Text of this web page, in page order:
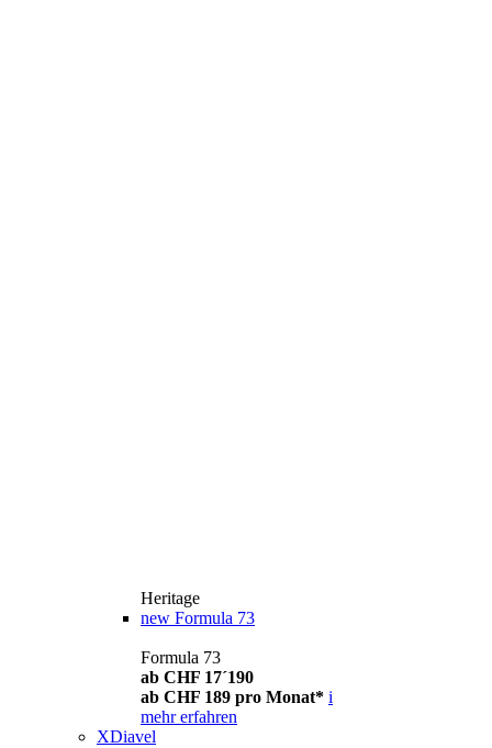
Heritage
new Formula 73
Formula 73
ab CHF 17´190
ab CHF 189 pro Monat* i
mehr erfahren
XDiavel